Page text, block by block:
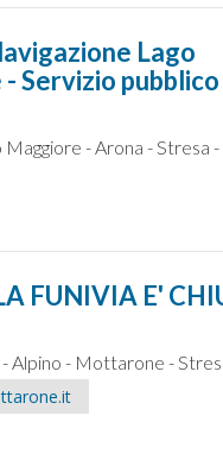
Lago
Servizio
Maggiore - Arona - Stresa
FUNIVIA E'
Alpino - Mottarone -